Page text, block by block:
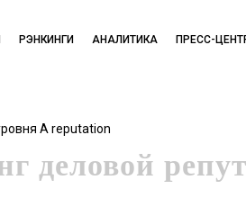
РЭНКИНГИ АНАЛИТИКА ПРЕСС-
A reputation
деловой